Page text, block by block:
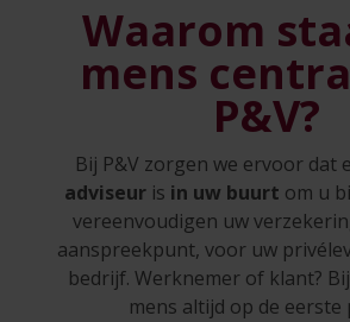
Waarom
mens
P&V?
Bij P&V zorgen we ervoor dat
adviseur is in uw buurt om u
vereenvoudigen uw
aanspreekpunt, voor uw
bedrijf. Werknemer of klant?
mens altijd op de eerste